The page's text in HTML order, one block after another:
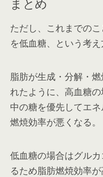
ただし、これまでの
を低血糖、という考え
脂肪が生成・分解・
れたように、高血糖
中の糖を優先してエ
燃焼効率が悪くなる。
低血糖の場合はグル
るため脂肪燃焼効率が